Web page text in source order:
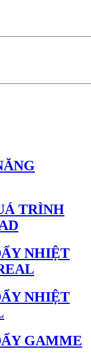
TRÌNH
NHIỆT
NHIỆT
GAMME